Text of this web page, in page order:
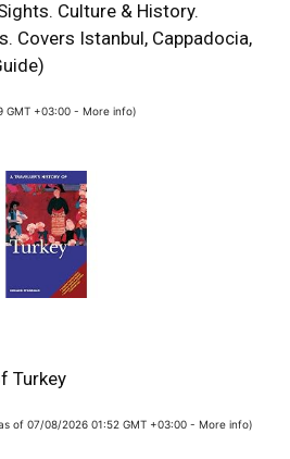
Culture & History.
Covers Istanbul, Cappadocia,
GMT +03:00 - More info)
Turkey
of 07/08/2026 01:52 GMT +03:00 - More info)